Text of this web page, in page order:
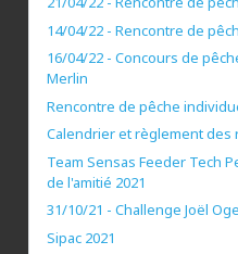
14/04/22 - Rencontre de
16/04/22 - Concours de
Merlin
Rencontre de pêche
Calendrier et règlement des
Team Sensas Feeder Tech
de l'amitié 2021
31/10/21 - Challenge Joël
Sipac 2021